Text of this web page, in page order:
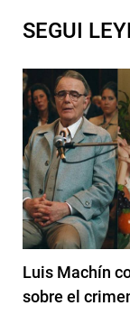
SEGUI
Luis Machín
sobre el